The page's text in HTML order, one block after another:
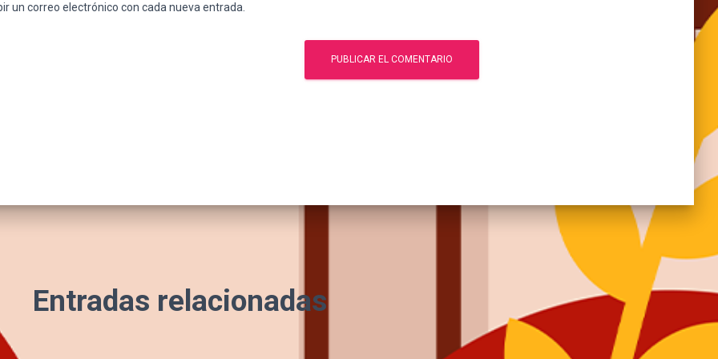
un correo electrónico con cada nueva entrada.
Entradas relacionadas